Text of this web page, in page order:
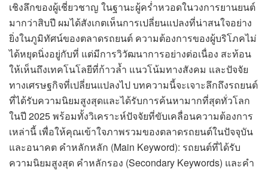
เชิงลึกของผู้เชี่ยวชาญ ในฐานะผู้คร่ำหวอดในวงการยานยนต์
มากว่าสิบปี ผมได้สังเกตเห็นการเปลี่ยนแปลงที่น่าสนใจอย่าง
ยิ่งในภูมิทัศน์ของตลาดรถยนต์ ความต้องการของผู้บริโภคไม่
ได้หยุดนิ่งอยู่กับที่ แต่มีการวิวัฒนาการอย่างต่อเนื่อง สะท้อน
ให้เห็นถึงเทคโนโลยีที่ก้าวล้ำ แนวโน้มทางสังคม และปัจจัย
ทางเศรษฐกิจที่เปลี่ยนแปลงไป บทความนี้จะเจาะลึกถึงรถยนต์
ที่ได้รับความนิยมสูงสุดและได้รับการค้นหามากที่สุดทั่วโลก
ในปี 2025 พร้อมทั้งวิเคราะห์ปัจจัยที่ขับเคลื่อนความต้องการ
เหล่านี้ เพื่อให้คุณเข้าใจภาพรวมของตลาดรถยนต์ในปัจจุบัน
และอนาคต คำหลักหลัก (Main Keyword): รถยนต์ที่ได้รับ
ความนิยมสูงสุด คำหลักรอง (Secondary Keywords) และคำ